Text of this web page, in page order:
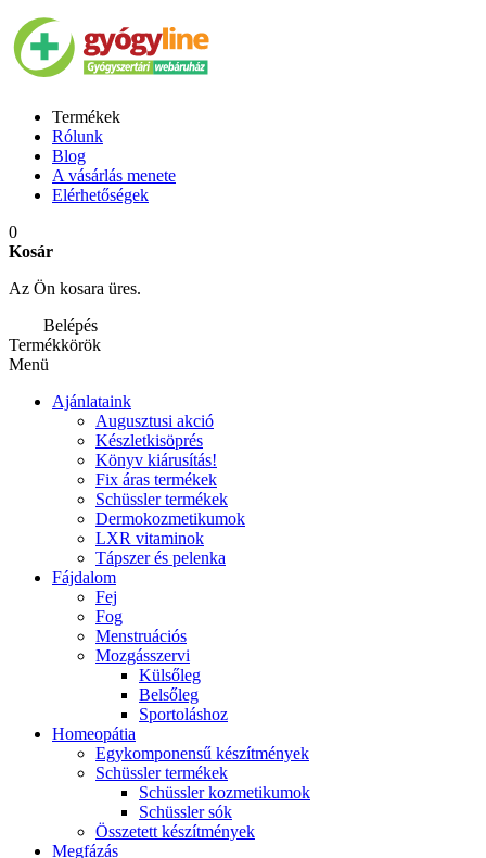
Termékek
Rólunk
Blog
A vásárlás menete
Elérhetőségek
0
Kosár
Az Ön kosara üres.
Belépés
Termékkörök
Menü
Ajánlataink
Augusztusi akció
Készletkisöprés
Könyv kiárusítás!
Fix áras termékek
Schüssler termékek
Dermokozmetikumok
LXR vitaminok
Tápszer és pelenka
Fájdalom
Fej
Fog
Menstruációs
Mozgásszervi
Külsőleg
Belsőleg
Sportoláshoz
Homeopátia
Egykomponensű készítmények
Schüssler termékek
Schüssler kozmetikumok
Schüssler sók
Összetett készítmények
Megfázás